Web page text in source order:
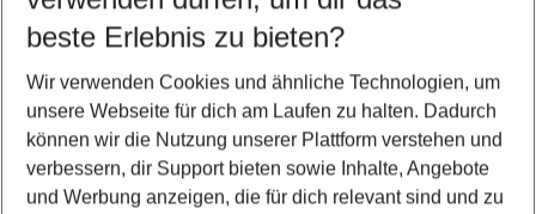
5-8 Nächte
2 Erwachsene Keine Kinder
Mehr Filter anzeigen
beste Erlebnis zu bieten?
Wir verwenden Cookies und ähnliche Technologien, um
unsere Webseite für dich am Laufen zu halten. Dadurch
können wir die Nutzung unserer Plattform verstehen und
verbessern, dir Support bieten sowie Inhalte, Angebote
und Werbung anzeigen, die für dich relevant sind und zu